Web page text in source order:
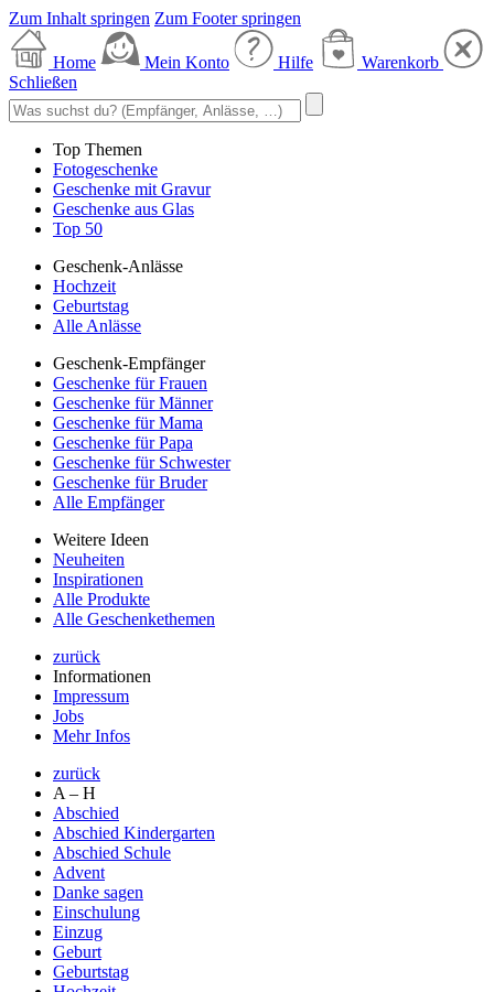
Zum Inhalt springen Zum Footer springen
Home Mein Konto Hilfe
Warenkorb
Schließen
Top Themen
Fotogeschenke
Geschenke mit Gravur
Geschenke aus Glas
Top 50
Geschenk-Anlässe
Hochzeit
Geburtstag
Alle Anlässe
Geschenk-Empfänger
Geschenke für Frauen
Geschenke für Männer
Geschenke für Mama
Geschenke für Papa
Geschenke für Schwester
Geschenke für Bruder
Alle Empfänger
Weitere Ideen
Neuheiten
Inspirationen
Alle Produkte
Alle Geschenkethemen
zurück
Informationen
Impressum
Jobs
Mehr Infos
zurück
A – H
Abschied
Abschied Kindergarten
Abschied Schule
Advent
Danke sagen
Einschulung
Einzug
Geburt
Geburtstag